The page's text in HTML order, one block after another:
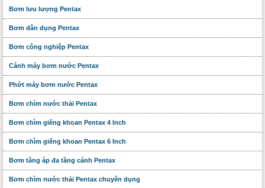
Bơm lưu lượng Pentax
Bơm dân dụng Pentax
Bơm công nghiệp Pentax
Cánh máy bơm nước Pentax
Phớt máy bơm nước Pentax
Bơm chìm nước thải Pentax
Bơm chìm giếng khoan Pentax 4 Inch
Bơm chìm giếng khoan Pentax 6 Inch
Bơm tăng áp đa tầng cánh Pentax
Bơm chìm nước thải Pentax chuyên dụng